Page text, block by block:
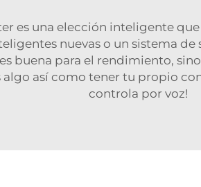
es una elección inteligente
nuevas o un sistema
buena para el rendimiento,
así como tener tu propio
controla por voz!